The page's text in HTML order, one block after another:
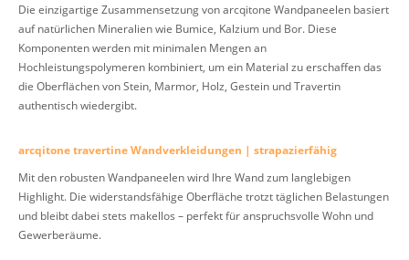
Die einzigartige Zusammensetzung von arcqitone Wandpaneelen basiert
auf natürlichen Mineralien wie Bumice, Kalzium und Bor. Diese
Komponenten werden mit minimalen Mengen an
Hochleistungspolymeren kombiniert, um ein Material zu erschaffen das
die Oberflächen von Stein, Marmor, Holz, Gestein und Travertin
authentisch wiedergibt.
arcqitone travertine Wandverkleidungen | strapazierfähig
Mit den robusten Wandpaneelen wird Ihre Wand zum langlebigen
Highlight. Die widerstandsfähige Oberfläche trotzt täglichen Belastungen
und bleibt dabei stets makellos – perfekt für anspruchsvolle Wohn und
Gewerberäume.